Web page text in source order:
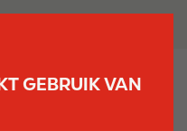
GEBRUIK VAN